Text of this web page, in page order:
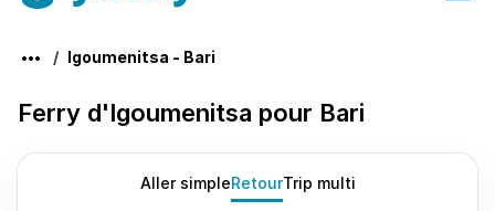
Igoumenitsa - Bari
Ferry d'Igoumenitsa pour Bari
Aller simpleRetourTrip multi